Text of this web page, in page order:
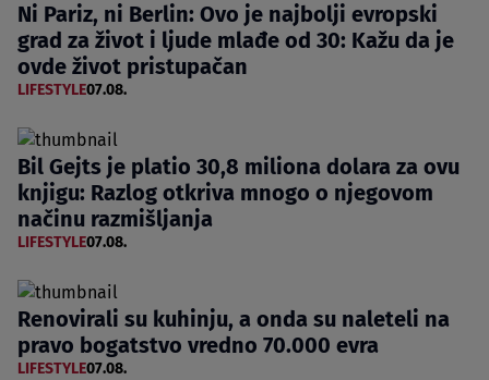
Ni Pariz, ni Berlin: Ovo je najbolji evropski
grad za život i ljude mlađe od 30: Kažu da je
ovde život pristupačan
LIFESTYLE07.08.
Bil Gejts je platio 30,8 miliona dolara za ovu
knjigu: Razlog otkriva mnogo o njegovom
načinu razmišljanja
LIFESTYLE07.08.
Renovirali su kuhinju, a onda su naleteli na
pravo bogatstvo vredno 70.000 evra
LIFESTYLE07.08.